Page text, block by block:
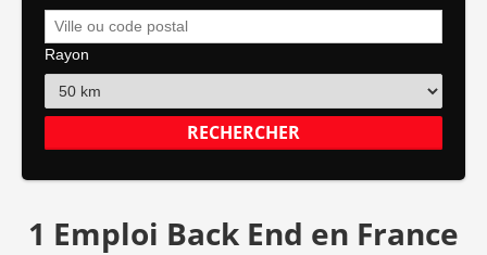
Rayon
1 Emploi Back End en France